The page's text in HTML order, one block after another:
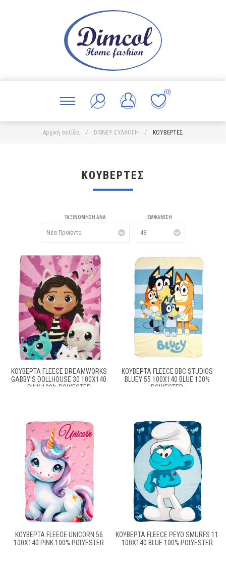
(0)
Αρχική σελίδα / DISNEY ΣΥΛΛΟΓΗ / ΚΟΥΒΕΡΤΕΣ
ΚΟΥΒΕΡΤΕΣ
ΤΑΞΙΝΌΜΗΣΗ ΑΝΆ ΕΜΦΆΝΙΣΗ
ΚΟΥΒΈΡΤΑ FLEECE DREAMWORKS
GABBY'S DOLLHOUSE 30 100X140
PINK 100% POLYESTER
ΚΟΥΒΈΡΤΑ FLEECE BBC STUDIOS
BLUEY 55 100X140 BLUE 100%
POLYESTER
ΚΟΥΒΈΡΤΑ FLEECE UNICORN 56
100X140 PINK 100% POLYESTER
ΚΟΥΒΈΡΤΑ FLEECE PEYO SMURFS 11
100X140 BLUE 100% POLYESTER